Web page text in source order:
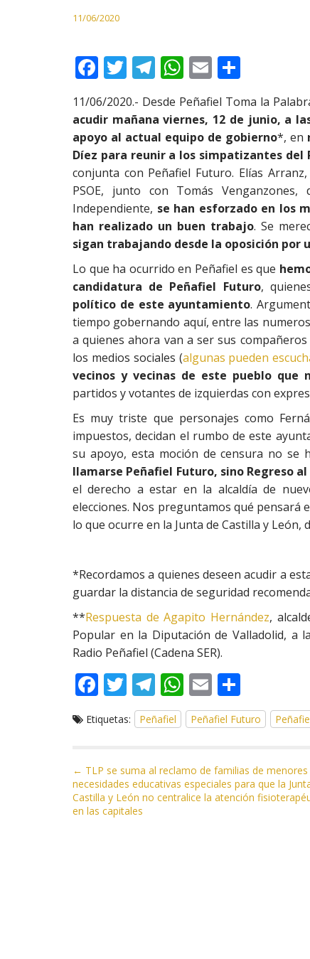
11/06/2020
F
ac
e
b
o
o
k
T
w
itt
er
T
el
e
gr
a
m
W
h
at
s
A
p
p
E
m
ai
l
m
p
ar
ti
r
11/06/2020.- Desde Peñafiel Toma la
acudir mañana viernes, 12 de junio, a
apoyo al actual equipo de gobierno*, en
Díez para reunir a los simpatizantes del
conjunta con Peñafiel Futuro. Elías
PSOE, junto con Tomás
Independiente, se han esforzado en los
han realizado un buen trabajo. Se
sigan trabajando desde la oposición por
Lo que ha ocurrido en Peñafiel es que
candidatura de Peñafiel Futuro,
político de este ayuntamiento.
tiempo gobernando aquí, entre las
a quienes ahora van a ser sus
los medios sociales (algunas pueden
vecinos y vecinas de este pueblo que
partidos y votantes de izquierdas con
Es muy triste que personajes como
impuestos, decidan el rumbo de este
su apoyo, esta moción de censura no se
llamarse Peñafiel Futuro, sino Regreso al
el derecho a estar en la alcaldía de
elecciones. Nos preguntamos qué pensará
lo que ocurre en la Junta de Castilla y León,
*Recordamos a quienes deseen acudir a
guardar la distancia de seguridad
**Respuesta de Agapito Hernández,
Popular en la Diputación de Valladolid, a
Radio Peñafiel (Cadena SER).
F
e
o
o
k
T
w
itt
T
el
e
a
m
W
h
at
A
p
E
m
ai
o
m
ar
ti
Etiquetas: Peñafiel Peñafiel Futuro
N
a
v
← TLP se suma al reclamo de familias de menores
necesidades educativas especiales para que la
Castilla y León no centralice la atención
en las capitales